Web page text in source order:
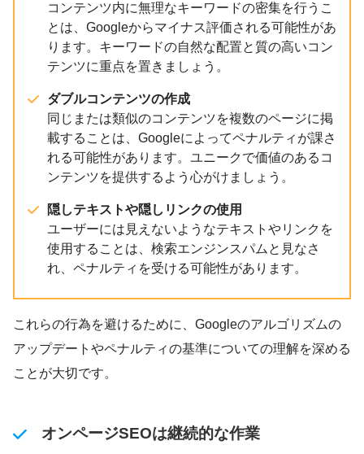
コンテンツ内に無理なキーワードの密集を行うこ
とは、Googleからマイナス評価される可能性があ
ります。キーワードの自然な配置と質の高いコン
テンツに重点を置きましょう。
ダブルコンテンツの作成
同じまたは類似のコンテンツを複数のページに掲
載することは、Googleによってペナルティが課さ
れる可能性があります。ユニークで価値のあるコ
ンテンツを提供するよう心がけましょう。
隠しテキストや隠しリンクの使用
ユーザーには見えないようなテキストやリンクを
使用することは、検索エンジンスパムと見なさ
れ、ペナルティを受ける可能性があります。
これらの行為を避けるために、Googleのアルゴリズムの
アップデートやペナルティの基準についての理解を深める
ことが大切です。
オンページSEOは継続的な作業